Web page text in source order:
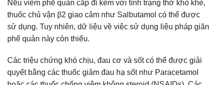
Nếu viêm phế quản cấp đi kèm với tình trạng thở khò khè,
thuốc chủ vận β2 giao cảm như Salbutamol có thể được
sử dụng. Tuy nhiên, dữ liệu về việc sử dụng liệu pháp giãn
phế quản này còn thiếu.
Các triệu chứng khó chịu, đau cơ và sốt có thể được giải
quyết bằng các thuốc giảm đau hạ sốt như Paracetamol